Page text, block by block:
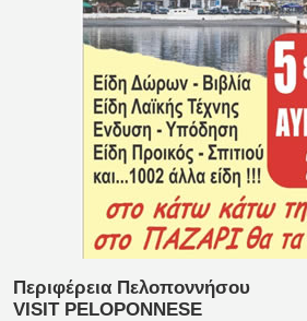
Περιφέρεια Πελοποννήσου
VISIT PELOPONNESE